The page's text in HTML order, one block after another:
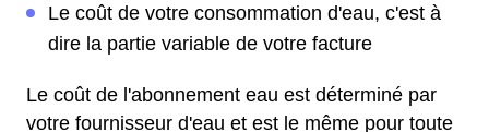
Le coût de votre consommation d'eau, c'est à
dire la partie variable de votre facture
Le coût de l'abonnement eau est déterminé par
votre fournisseur d'eau et est le même pour toute